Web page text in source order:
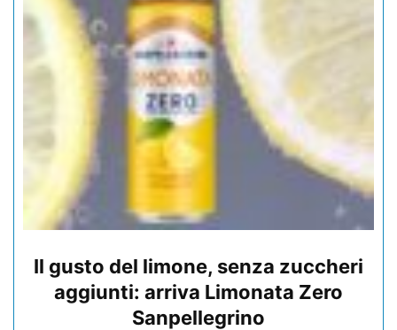
Il gusto del limone, senza zuccheri
aggiunti: arriva Limonata Zero
Sanpellegrino